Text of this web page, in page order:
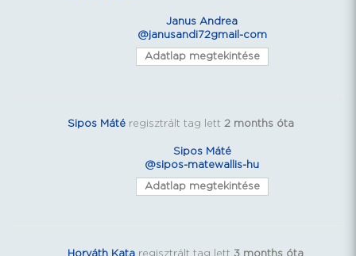
Janus Andrea
@janusandi72gmail-com
Adatlap megtekintése
Sipos Máté regisztrált tag lett 2 months óta
Sipos Máté
@sipos-matewallis-hu
Adatlap megtekintése
Horváth Kata regisztrált tag lett 3 months óta